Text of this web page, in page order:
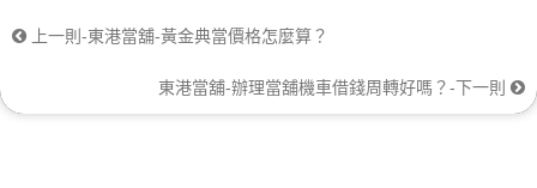
上一則-東港當舖-黃金典當價格怎麼算？
東港當舖-辦理當舖機車借錢周轉好嗎？-下一則